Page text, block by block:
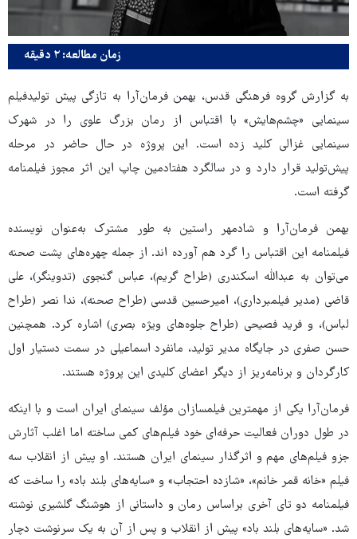
زمان مطالعه: ۲ دقیقه
به گزارش گروه فرهنگی قدس، بهمن فرمان‌آرا به تازگی پیش تولیدفیلم
سینمایی «چشم‌هایش» با اقتباس از رمان بزرگ علوی را در شهرک
سینمایی غزالی کلید زده است. این پروژه در حال حاضر در مرحله
پیش‌تولید قرار دارد و در سالگرد هفتادمین چاپ این اثر مجوز فیلمنامه
گرفته است.
بهمن فرمان‌آرا و شادمهر راستین به طور مشترک به‌عنوان نویسنده
فیلمنامه این اقتباس را گرد هم آورده اند. از جمله چهره‌های پشت صحنه
می‌توان به عبدالله اسکندری (طراح گریم)، عباس گنجوی (تدوینگر)، علی
قاضی (مدیر فیلمبرداری)، امیرحسین قدسی (طراح صحنه)، ندا نصر (طراح
لباس)، و فرید فصیحی (طراح جلوه‌های ویژه بصری) اشاره کرد. همچنین
حسن صفری در جایگاه مدیر تولید، مانفرد اسماعیلی در سمت دستیار اول
کارگردان و برنامه‌ریز از دیگر اعضای کلیدی این پروژه هستند.
فرمان‌آرا یکی از مهمترین فیلمسازان مؤلف سینمای ایران است و با اینکه
در طول دوران فعالیت حرفه‌ای خود فیلم‌های کمی ساخته اما اغلب آثارش
جزو فیلم‌های مهم و اثرگذار سینمای ایران هستند. او پیش از انقلاب سه
فیلم «خانه قمر خانم»، «شازده احتجاب» و «سایه‌های بلند باد» را ساخت که
فیلمنامه دو تای آخری براساس رمان و داستانی از هوشنگ گلشیری نوشته
شد. «سایه‌های بلند باد» پیش از انقلاب و پس از آن به یک سرنوشت دچار